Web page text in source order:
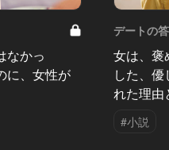
なかっ
に、女性が
デートの
女は、褒
した、
れた理由
#小説